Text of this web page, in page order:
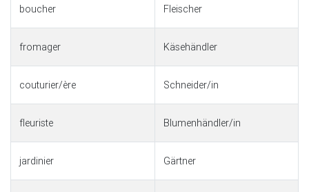
boucher Fleischer
fromager Käsehändler
couturier/ère Schneider/in
fleuriste Blumenhändler/in
jardinier Gärtner